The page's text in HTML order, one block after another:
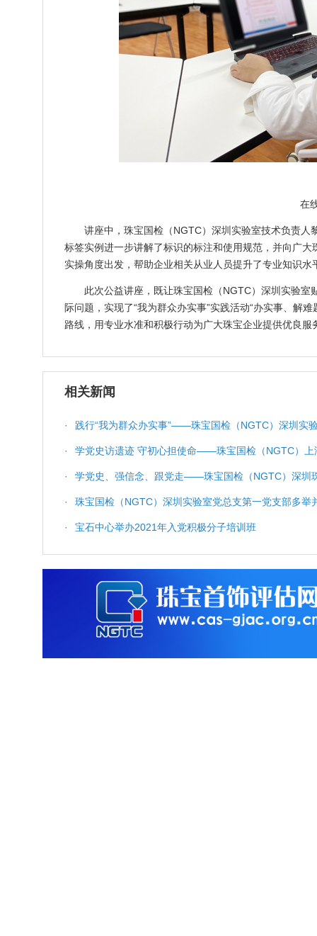
在
讲座中，珠宝国检（NGTC）深圳实验室技术负责
标签实例进一步讲解了标识的标注和使用规范，并向广
实操角度出发，帮助企业相关从业人员提升了专业知识
此次公益讲座，既让珠宝国检（NGTC）深圳实验
际问题，实现了“我为群众办实事”实践活动“办实事、解
路线，用专业水准和积极行动为广大珠宝企业提供优良服
相关新闻
· 践行“我为群众办实事”——珠宝国检（NGTC）深圳实
· 学党史访遗迹 守初心担使命——珠宝国检（NGTC）上
· 学党史、强信念、跟党走——珠宝国检（NGTC）深圳
· 珠宝国检（NGTC）深圳实验室党总支第一党支部多举
· 宝石中心举办2021年入党积极分子培训班